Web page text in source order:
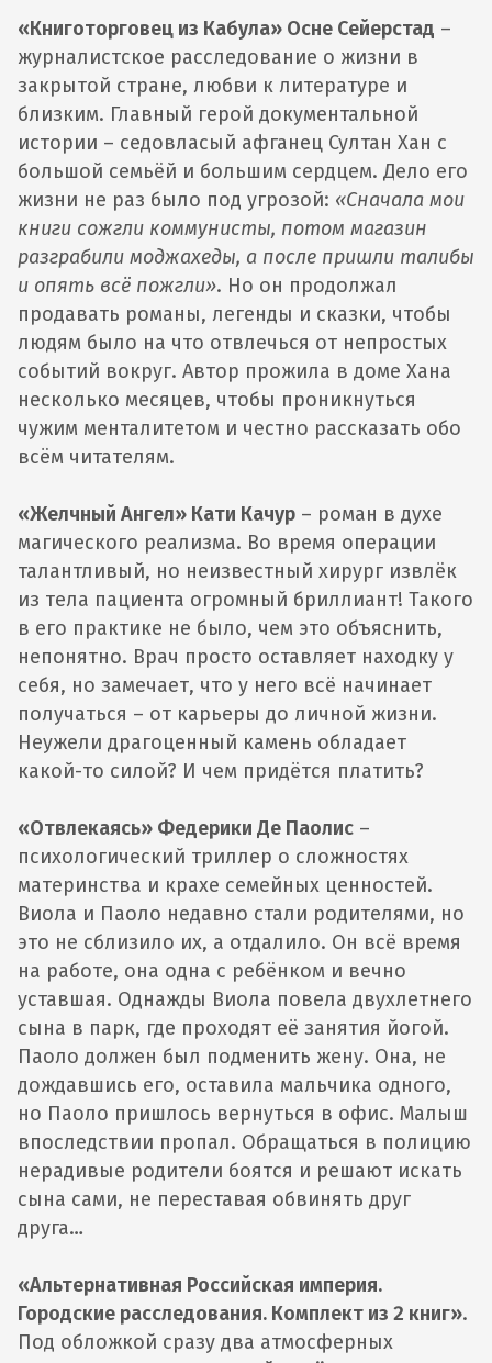
«Книготорговец из Кабула» Осне Сейерстад –
журналистское расследование о жизни в
закрытой стране, любви к литературе и
близким. Главный герой документальной
истории – седовласый афганец Султан Хан с
большой семьёй и большим сердцем. Дело его
жизни не раз было под угрозой: «Сначала мои
книги сожгли коммунисты, потом магазин
разграбили моджахеды, а после пришли талибы
и опять всё пожгли». Но он продолжал
продавать романы, легенды и сказки, чтобы
людям было на что отвлечься от непростых
событий вокруг. Автор прожила в доме Хана
несколько месяцев, чтобы проникнуться
чужим менталитетом и честно рассказать обо
всём читателям.
«Желчный Ангел» Кати Качур – роман в духе
магического реализма. Во время операции
талантливый, но неизвестный хирург извлёк
из тела пациента огромный бриллиант! Такого
в его практике не было, чем это объяснить,
непонятно. Врач просто оставляет находку у
себя, но замечает, что у него всё начинает
получаться – от карьеры до личной жизни.
Неужели драгоценный камень обладает
какой-то силой? И чем придётся платить?
«Отвлекаясь» Федерики Де Паолис –
психологический триллер о сложностях
материнства и крахе семейных ценностей.
Виола и Паоло недавно стали родителями, но
это не сблизило их, а отдалило. Он всё время
на работе, она одна с ребёнком и вечно
уставшая. Однажды Виола повела двухлетнего
сына в парк, где проходят её занятия йогой.
Паоло должен был подменить жену. Она, не
дождавшись его, оставила мальчика одного,
но Паоло пришлось вернуться в офис. Малыш
впоследствии пропал. Обращаться в полицию
нерадивые родители боятся и решают искать
сына сами, не переставая обвинять друг
друга…
«Альтернативная Российская империя.
Городские расследования. Комплект из 2 книг».
Под обложкой сразу два атмосферных